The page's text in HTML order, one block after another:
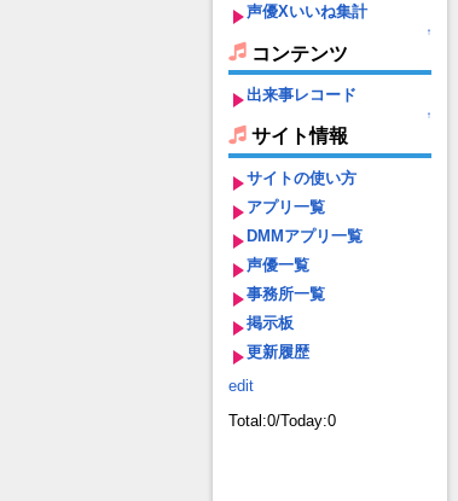
声優Xいいね集計
↑
コンテンツ
出来事レコード
↑
サイト情報
サイトの使い方
アプリ一覧
DMMアプリ一覧
声優一覧
事務所一覧
掲示板
更新履歴
edit
Total:0/Today:0